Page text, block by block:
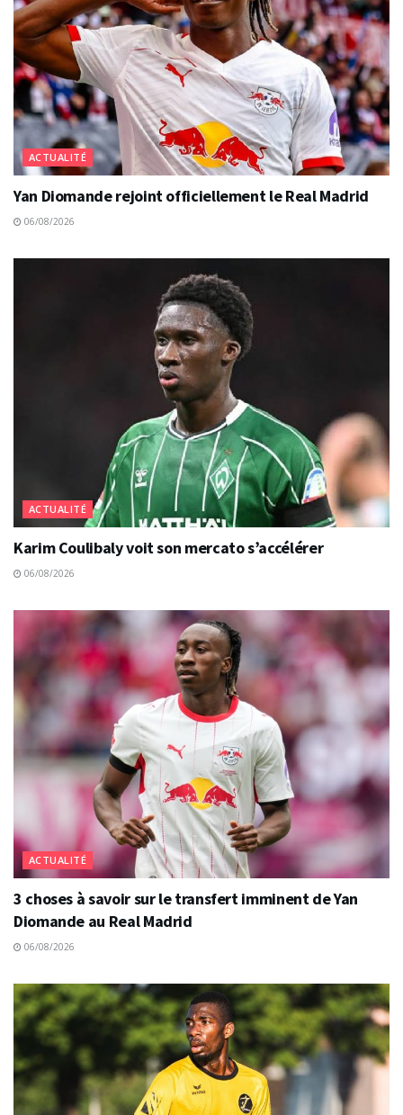
ACTUALITÉ
Yan Diomande rejoint officiellement le Real Madrid
06/08/2026
ACTUALITÉ
Karim Coulibaly voit son mercato s’accélérer
06/08/2026
ACTUALITÉ
3 choses à savoir sur le transfert imminent de Yan
Diomande au Real Madrid
06/08/2026